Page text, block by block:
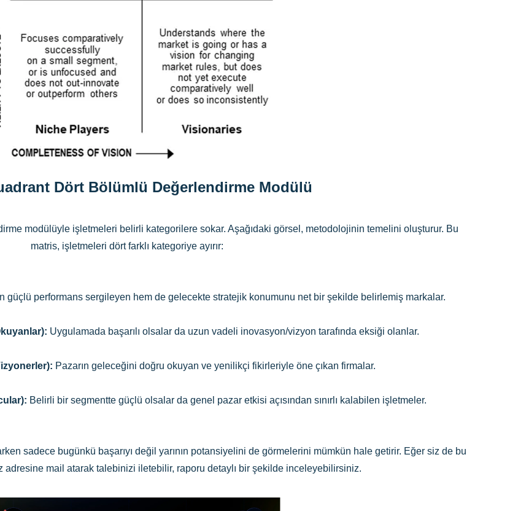
Dört Bölümlü Değerlendirme Modülü
modülüyle işletmeleri belirli kategorilere sokar. Aşağıdaki görsel, metodolojinin temelini oluşturur. Bu
matris, işletmeleri dört farklı kategoriye ayırır:
güçlü performans sergileyen hem de gelecekte stratejik konumunu net bir şekilde belirlemiş markalar.
Uygulamada başarılı olsalar da uzun vadeli inovasyon/vizyon tarafında eksiği olanlar.
Pazarın geleceğini doğru okuyan ve yenilikçi fikirleriyle öne çıkan firmalar.
Belirli bir segmentte güçlü olsalar da genel pazar etkisi açısından sınırlı kalabilen işletmeler.
sadece bugünkü başarıyı değil yarının potansiyelini de görmelerini mümkün hale getirir. Eğer siz de bu
adresine mail atarak talebinizi iletebilir, raporu detaylı bir şekilde inceleyebilirsiniz.